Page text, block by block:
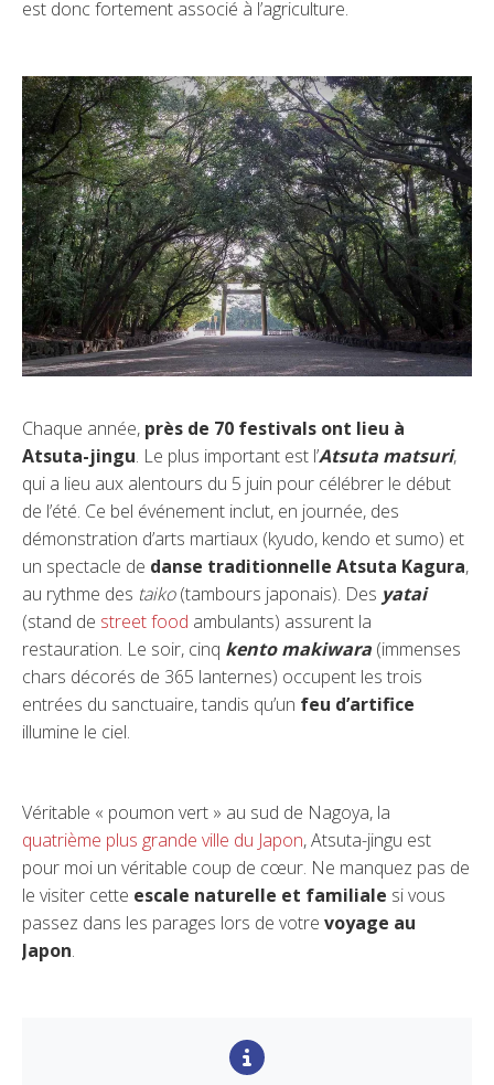
est donc fortement associé à l’agriculture.
Chaque année, près de 70 festivals ont lieu à
Atsuta-jingu. Le plus important est l’Atsuta matsuri,
qui a lieu aux alentours du 5 juin pour célébrer le début
de l’été. Ce bel événement inclut, en journée, des
démonstration d’arts martiaux (kyudo, kendo et sumo) et
un spectacle de danse traditionnelle Atsuta Kagura,
au rythme des taiko(tambours japonais). Des yatai
(stand de street food ambulants) assurent la
restauration. Le soir, cinq kento makiwara (immenses
chars décorés de 365 lanternes) occupent les trois
entrées du sanctuaire, tandis qu’un feu d’artifice
illumine le ciel.
Véritable « poumon vert » au sud de Nagoya, la
quatrième plus grande ville du Japon, Atsuta-jingu est
pour moi un véritable coup de cœur. Ne manquez pas de
le visiter cette escale naturelle et familiale si vous
passez dans les parages lors de votre voyage au
Japon.